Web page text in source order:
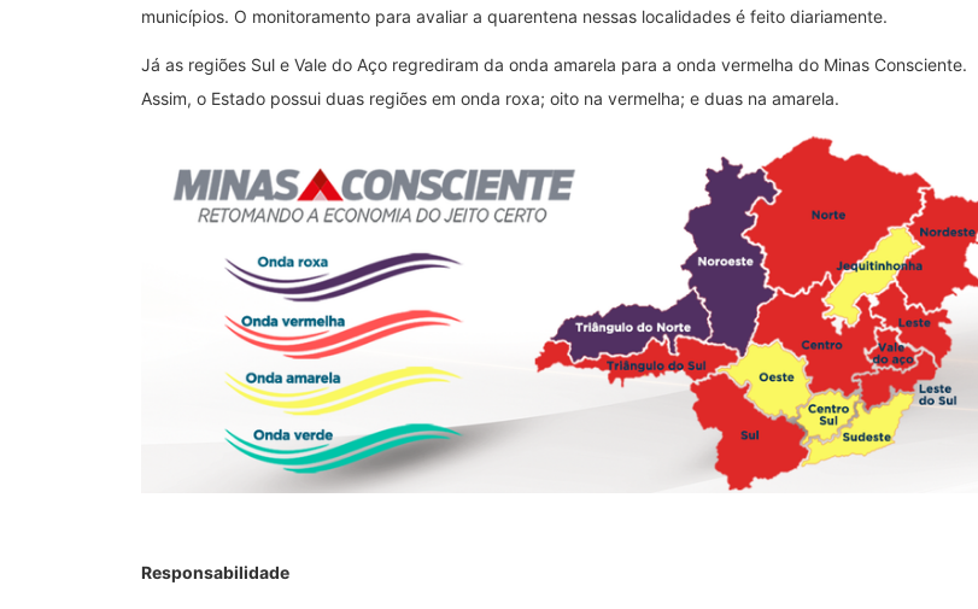
municípios. O monitoramento para avaliar a quarentena nessas localidades é feito diariamente.
Já as regiões Sul e Vale do Aço regrediram da onda amarela para a onda vermelha do Minas Consciente.
Assim, o Estado possui duas regiões em onda roxa; oito na vermelha; e duas na amarela.
Responsabilidade